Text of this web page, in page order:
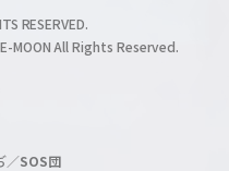
RESERVED.
MOON All Rights Reserved.
／SOS団